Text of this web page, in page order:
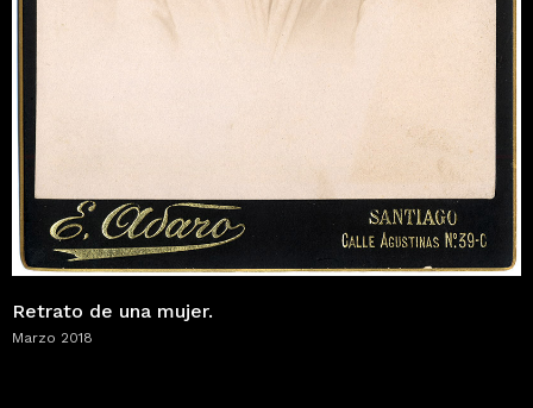
Retrato de una mujer.
Marzo 2018